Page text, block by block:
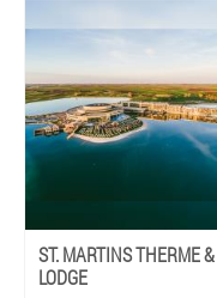
ST. MARTINS THERME &
LODGE